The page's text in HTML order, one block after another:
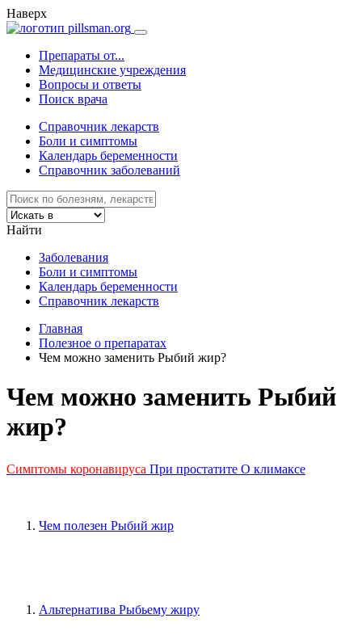
Наверх
Препараты от...
Медицинские учреждения
Вопросы и ответы
Поиск врача
Справочник лекарств
Боли и симптомы
Календарь беременности
Справочник заболеваний
Найти
Заболевания
Боли и симптомы
Календарь беременности
Справочник лекарств
Главная
Полезное о препаратах
Чем можно заменить Рыбий жир?
Чем можно заменить Рыбий
жир?
Симптомы коронавируса При простатите О климаксе
Чем полезен Рыбий жир
Альтернатива Рыбьему жиру